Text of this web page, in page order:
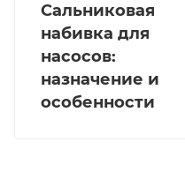
Сальниковая
набивка для
насосов:
назначение и
особенности